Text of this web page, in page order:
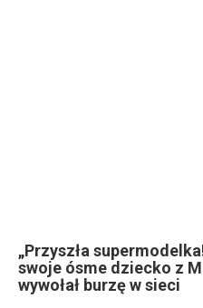
„Przyszła
swoje ósme dziecko z
wywołał burzę w sieci